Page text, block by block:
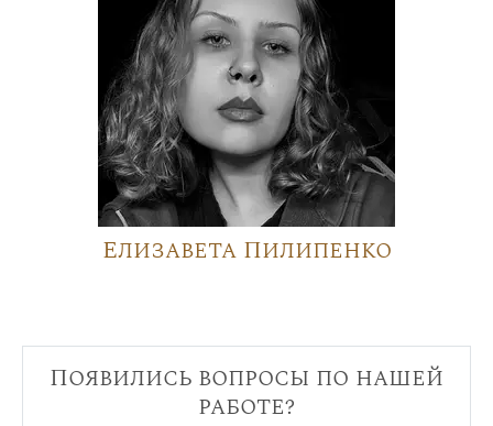
Елизавета Пилипенко
Появились вопросы по нашей
работе?